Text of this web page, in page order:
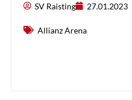
SV Raisting 27.01.2023
Allianz Arena